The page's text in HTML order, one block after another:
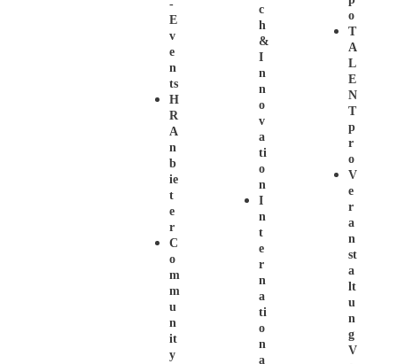
-
E
V
E
N
Ts
H
R
A
N
B
Ie
T
E
R
C
O
M
M
U
N
It
Y
C
H
&
I
N
N
O
V
A
Ti
O
N
I
N
T
E
R
N
A
Ti
O
N
A
O
T
A
L
E
N
T
P
R
O
V
E
R
A
N
St
A
Lt
U
N
G
V